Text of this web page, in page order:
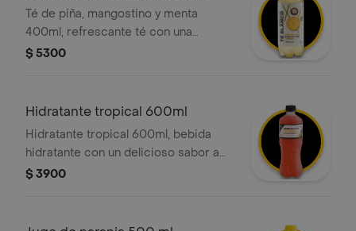
400ml
Té de piña, mangostino y menta
400ml, refrescante té con una
exótica combinación de sabores:
$ 5300
Hidratante tropical 600ml
Hidratante tropical 600ml, bebida
hidratante con un delicioso sabor a
frutas tropicales
$ 3900